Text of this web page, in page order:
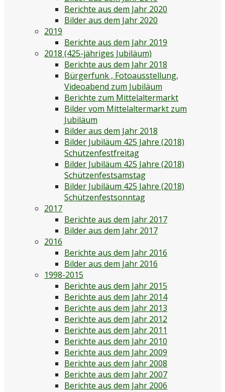
Berichte aus dem Jahr 2020
Bilder aus dem Jahr 2020
2019
Berichte aus dem Jahr 2019
2018 (425-jähriges Jubiläum)
Berichte aus dem Jahr 2018
Bürgerfunk , Fotoausstellung,
Videoabend zum Jubiläum
Berichte zum Mittelaltermarkt
Bilder vom Mittelaltermarkt zum
Jubiläum
Bilder aus dem Jahr 2018
Bilder Jubiläum 425 Jahre (2018)
Schützenfestfreitag
Bilder Jubiläum 425 Jahre (2018)
Schützenfestsamstag
Bilder Jubiläum 425 Jahre (2018)
Schützenfestsonntag
2017
Berichte aus dem Jahr 2017
Bilder aus dem Jahr 2017
2016
Berichte aus dem Jahr 2016
Bilder aus dem Jahr 2016
1998-2015
Berichte aus dem Jahr 2015
Berichte aus dem Jahr 2014
Berichte aus dem Jahr 2013
Berichte aus dem Jahr 2012
Berichte aus dem Jahr 2011
Berichte aus dem Jahr 2010
Berichte aus dem Jahr 2009
Berichte aus dem Jahr 2008
Berichte aus dem Jahr 2007
Berichte aus dem Jahr 2006